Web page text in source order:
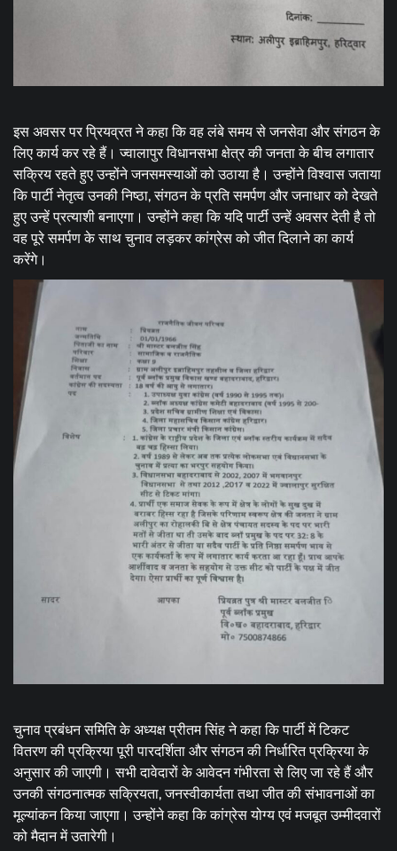
इस अवसर पर प्रियव्रत ने कहा कि वह लंबे समय से जनसेवा और संगठन के
लिए कार्य कर रहे हैं। ज्वालापुर विधानसभा क्षेत्र की जनता के बीच लगातार
सक्रिय रहते हुए उन्होंने जनसमस्याओं को उठाया है। उन्होंने विश्वास जताया
कि पार्टी नेतृत्व उनकी निष्ठा, संगठन के प्रति समर्पण और जनाधार को देखते
हुए उन्हें प्रत्याशी बनाएगा। उन्होंने कहा कि यदि पार्टी उन्हें अवसर देती है तो
वह पूरे समर्पण के साथ चुनाव लड़कर कांग्रेस को जीत दिलाने का कार्य
करेंगे।
चुनाव प्रबंधन समिति के अध्यक्ष प्रीतम सिंह ने कहा कि पार्टी में टिकट
वितरण की प्रक्रिया पूरी पारदर्शिता और संगठन की निर्धारित प्रक्रिया के
अनुसार की जाएगी। सभी दावेदारों के आवेदन गंभीरता से लिए जा रहे हैं और
उनकी संगठनात्मक सक्रियता, जनस्वीकार्यता तथा जीत की संभावनाओं का
मूल्यांकन किया जाएगा। उन्होंने कहा कि कांग्रेस योग्य एवं मजबूत उम्मीदवारों
को मैदान में उतारेगी।